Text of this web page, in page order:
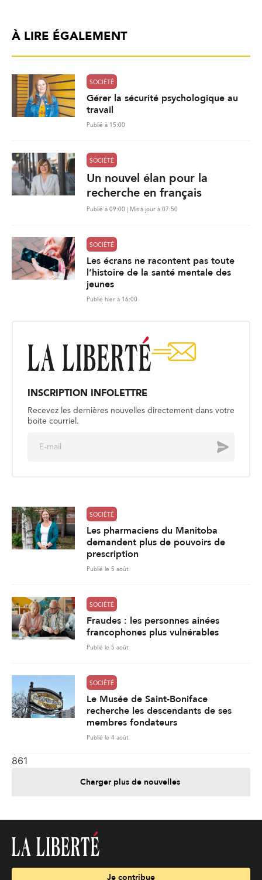
À LIRE ÉGALEMENT
SOCIÉTÉ
Gérer la sécurité psychologique au
travail
Publié à 15:00
SOCIÉTÉ
Un nouvel élan pour la
recherche en français
Publié à 09:00 | Mis à jour à 07:50
SOCIÉTÉ
Les écrans ne racontent pas toute
l’histoire de la santé mentale des
jeunes
Publié hier à 16:00
INSCRIPTION INFOLETTRE
Recevez les dernières nouvelles directement dans votre
boite courriel.
Envoyer
SOCIÉTÉ
Les pharmaciens du Manitoba
demandent plus de pouvoirs de
prescription
Publié le 5 août
SOCIÉTÉ
Fraudes : les personnes ainées
francophones plus vulnérables
Publié le 5 août
SOCIÉTÉ
Le Musée de Saint-Boniface
recherche les descendants de ses
membres fondateurs
Publié le 4 août
861
Charger plus de nouvelles
Je contribue